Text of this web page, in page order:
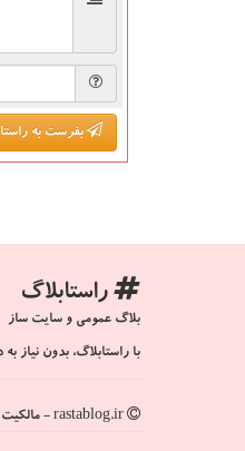
بفرست به
راستابلاگ
بلاگ عمومی و سایت ساز
با راستابلاگ، بدون نیاز